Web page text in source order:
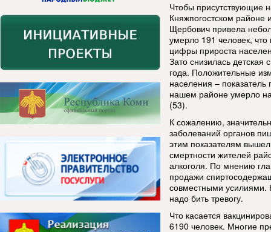
Чтобы присутствующие
Княжпогостском
Щербович привела
умерло 191 человек,
цифры прироста
Зато снизилась
года. Положительные
населения –
нашем районе умерло
(53).
К сожалению,
заболеваний органов
этим показателям
смертности жителей
алкоголя. По мнению
продажи
совместными усилиями.
надо бить тревогу.
Что касается
6190 человек. Многие